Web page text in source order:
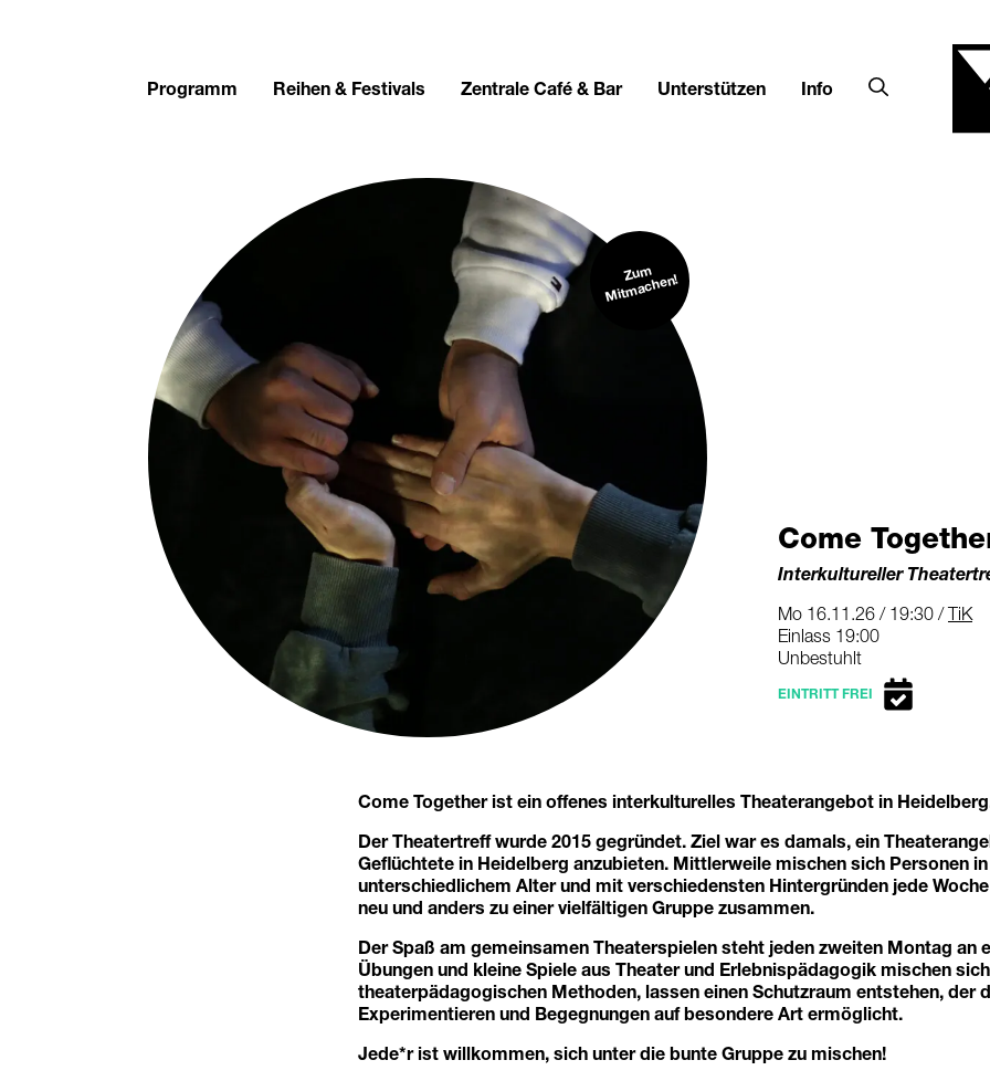
Programm Reihen & Festivals Zentrale Café & Bar Unterstützen Info
Come
Interkultureller
Mo 16.11.26 / 19:30 /TiK
Einlass 19:00
Unbestuhlt
EINTRITT FREI
Zu
m
Mit
machen!
Come Together ist ein offenes interkulturelles Theaterangebot in
Der Theatertreff wurde 2015 gegründet. Ziel war es damals, ein
Geflüchtete in Heidelberg anzubieten. Mittlerweile mischen sich Personen in
unterschiedlichem Alter und mit verschiedensten Hintergründen jede
neu und anders zu einer vielfältigen Gruppe zusammen.
Der Spaß am gemeinsamen Theaterspielen steht jeden zweiten Montag an
Übungen und kleine Spiele aus Theater und Erlebnispädagogik mischen
theaterpädagogischen Methoden, lassen einen Schutzraum entstehen, der
Experimentieren und Begegnungen auf besondere Art ermöglicht.
Jede*r ist willkommen, sich unter die bunte Gruppe zu mischen!